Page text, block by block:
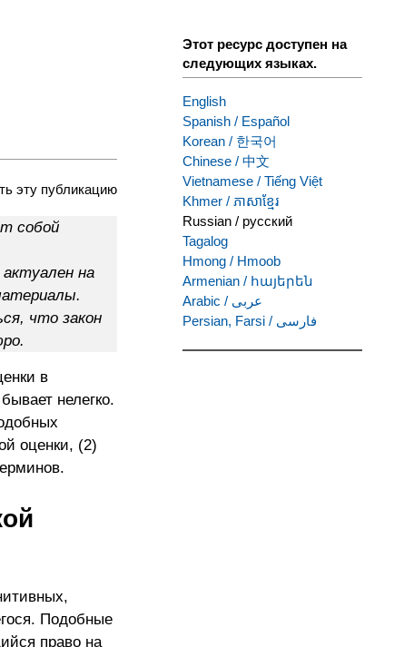
эту публикацию
собой
на
что закон
в
нелегко.
оценки, (2)
Подобные
право на
Этот ресурс доступен на
следующих языках.
English
Spanish / Español
Korean / 한국어
Chinese / 中文
Vietnamese / Tiếng Việt
Khmer / ភាសាខ្មែរ
Russian / русский
Tagalog
Hmong / Hmoob
Armenian / հայերեն
Arabic / عربى
Persian, Farsi / فارسی